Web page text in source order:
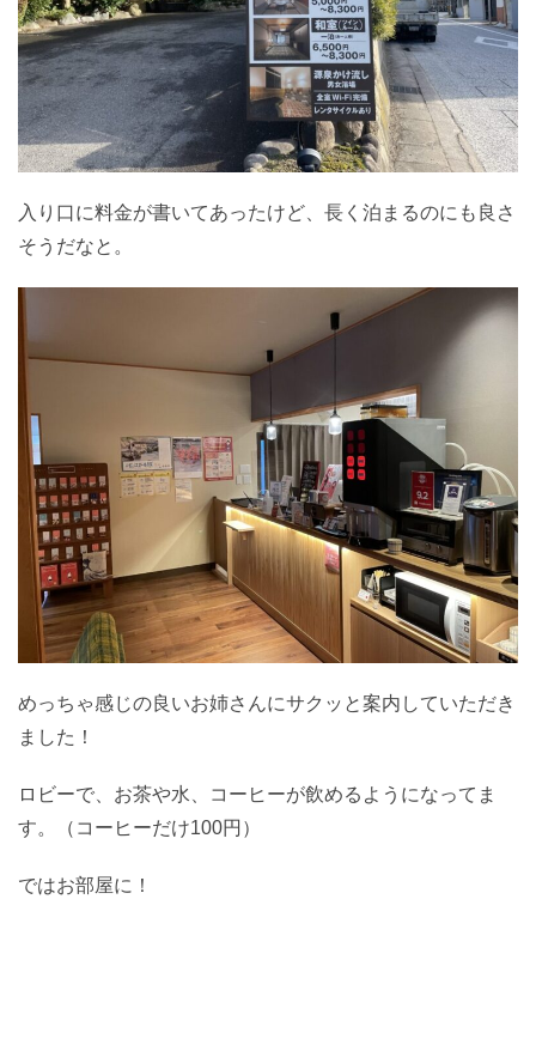
入り口に料金が書いてあったけど、長く泊まるのにも良さ
そうだなと。
めっちゃ感じの良いお姉さんにサクッと案内していただき
ました！
ロビーで、お茶や水、コーヒーが飲めるようになってま
す。（コーヒーだけ100円）
ではお部屋に！